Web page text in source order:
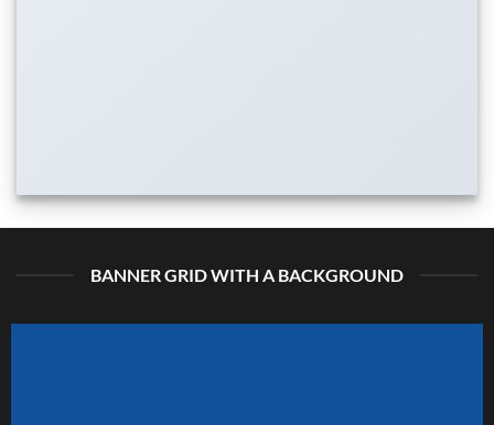
BANNER GRID WITH A BACKGROUND